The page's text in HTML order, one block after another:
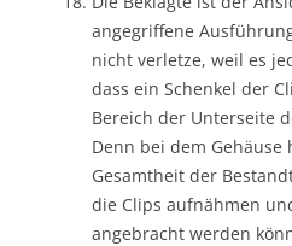
angegriffene
nicht verletze, weil es
dass ein Schenkel der
Bereich der Unterseite
Denn bei dem
Gesamtheit der
die Clips aufnähmen
angebracht werden